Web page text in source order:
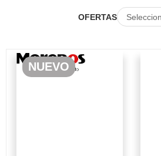
OFERTAS
NUEVO